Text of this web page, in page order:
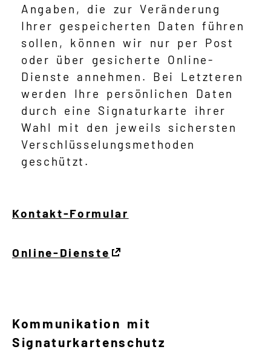
Angaben, die zur Veränderung
Ihrer gespeicherten Daten führen
sollen, können wir nur per Post
oder über gesicherte Online-
Dienste annehmen. Bei Letzteren
werden Ihre persönlichen Daten
durch eine Signaturkarte ihrer
Wahl mit den jeweils sichersten
Verschlüsselungsmethoden
geschützt.
Kontakt-Formular
Online-Dienste
Kommunikation mit
Signaturkartenschutz